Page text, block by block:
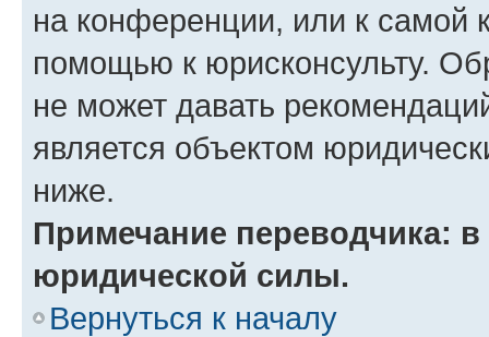
на конференции, или к самой
помощью к юрисконсульту.
не может давать
является объектом
ниже.
Примечание переводчика:
юридической силы.
Вернуться к началу